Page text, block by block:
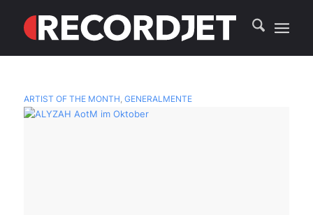
ARTIST OF THE MONTH, GENERALMENTE